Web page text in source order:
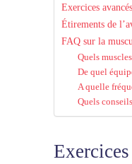
Exercices
Étirements de
FAQ sur la
Quels
De quel
A quelle
Quels